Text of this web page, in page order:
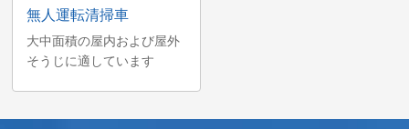
無人運転清掃車
大中面積の屋内および屋外
そうじに適しています